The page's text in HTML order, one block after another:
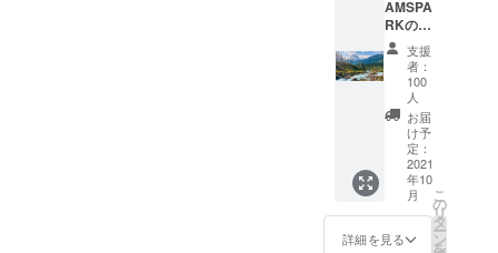
他人
に譲渡
するこ
とはで
きませ
ん。
※DREA
MSPAR
Kのアカ
ウント
が食べ
放題
PASSに
なりま
ては
差額を
お支払
いくだ
さい。
※トッピ
ング等
につき
まして
は別途
購入を
お願い
す。 ※
22年
4/30の
半年間
が有効
期間と
なりま
す。 ※
ラーメ
ンのみ
食べ放
題とな
りま
麺増
して
SNSに
もご招
待させ
ていた
だきま
す。 ※
夢を語
れ 沖縄
でのみ
使用可
能で
す。
他店舗
に合わ
せて頑
張って
働きま
す！
【DRE
AMSPA
RKの原
野を開
拓する
者】 も
ちろん
こちら
のリ
AMSPA
RKの原
野を開
拓する
者】
DREAM
SPARK
の初期
ユー
ザーに
なって
いただ
きま
す。 誰
支援
者：
100
人
お届
け予
定：
2021
年10
月
詳細を見る
こ
の
リ
タ
ー
ン
を